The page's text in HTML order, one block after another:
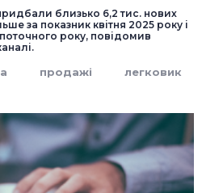
близько 6,2 тис. нових
за показник квітня 2025 року і
року, повідомив
продажі легковик